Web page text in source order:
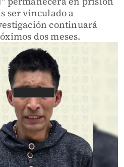
ser vinculado a
continuará
dos meses.